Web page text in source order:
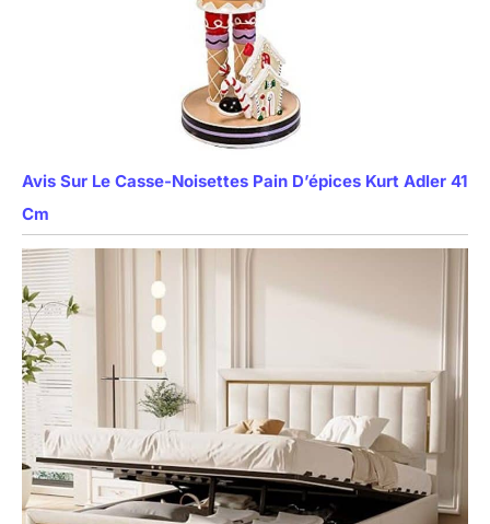
Avis Sur Le Casse-Noisettes Pain D’épices Kurt Adler 41
Cm